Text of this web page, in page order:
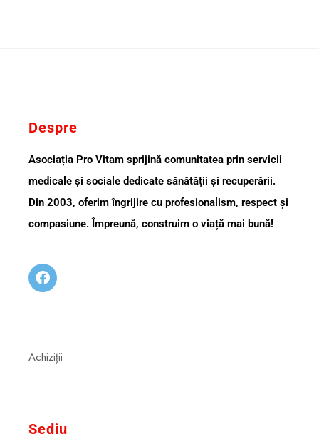
Despre
Asociația Pro Vitam sprijină comunitatea prin servicii
medicale și sociale dedicate sănătății și recuperării.
Din 2003, oferim îngrijire cu profesionalism, respect și
compasiune. Împreună, construim o viață mai bună!
Achiziții
Sediu